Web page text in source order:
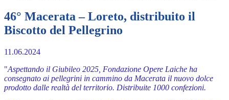
46° Macerata – Loreto, distribuito il
Biscotto del Pellegrino
11.06.2024
"Aspettando il Giubileo 2025, Fondazione Opere Laiche ha
consegnato ai pellegrini in cammino da Macerata il nuovo dolce
prodotto dalle realtà del territorio. Distribuite 1000 confezioni.